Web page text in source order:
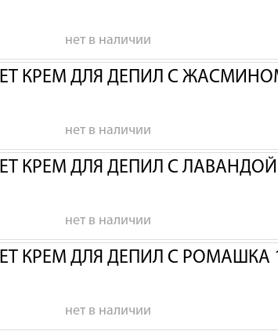
нет в наличии
КРЕМ ДЛЯ ДЕПИЛ С
нет в наличии
КРЕМ ДЛЯ ДЕПИЛ С
нет в наличии
КРЕМ ДЛЯ ДЕПИЛ С РОМАШКА
нет в наличии